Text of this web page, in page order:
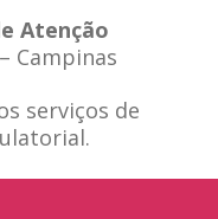
Atenção
– Campinas
serviços de